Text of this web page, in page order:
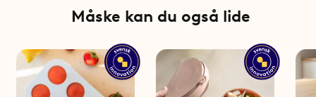
Måske kan du også lide